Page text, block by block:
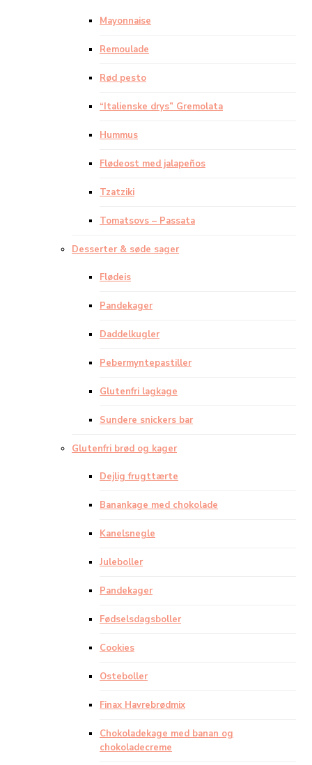
Mayonnaise
Remoulade
Rød pesto
“Italienske drys” Gremolata
Hummus
Flødeost med jalapeños
Tzatziki
Tomatsovs – Passata
Desserter & søde sager
Flødeis
Pandekager
Daddelkugler
Pebermyntepastiller
Glutenfri lagkage
Sundere snickers bar
Glutenfri brød og kager
Dejlig frugttærte
Banankage med chokolade
Kanelsnegle
Juleboller
Pandekager
Fødselsdagsboller
Cookies
Osteboller
Finax Havrebrødmix
Chokoladekage med banan og
chokoladecreme